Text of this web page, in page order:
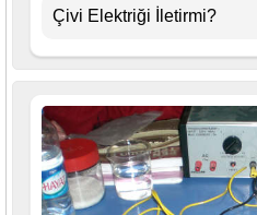
Çivi Elektriği İletirmi?